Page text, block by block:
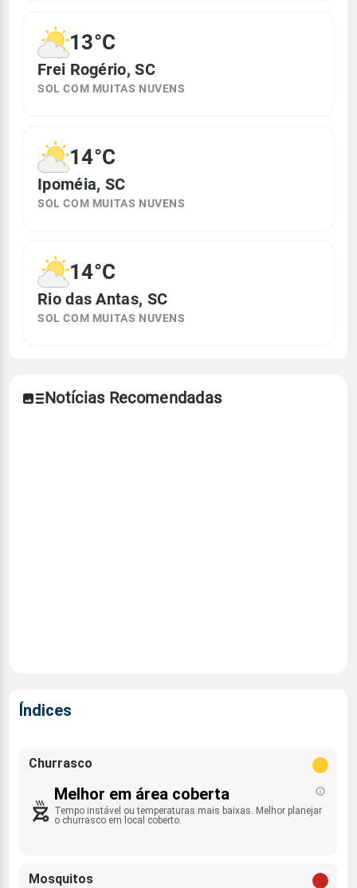
13°C
Frei Rogério, SC
SOL COM MUITAS NUVENS
14°C
Ipoméia, SC
SOL COM MUITAS NUVENS
14°C
Rio das Antas, SC
SOL COM MUITAS NUVENS
Notícias Recomendadas
Índices
Churrasco
Melhor em área coberta
Tempo instável ou temperaturas mais baixas. Melhor planejar
o churrasco em local coberto.
Mosquitos